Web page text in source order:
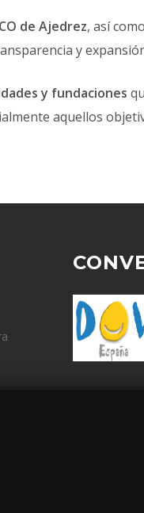
de Ajedrez, así
y
y fundaciones
aquellos